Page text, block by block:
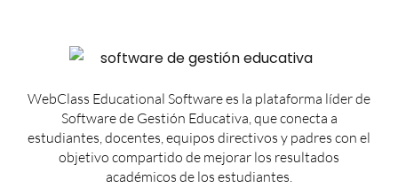
WebClass Educational Software es la plataforma líder de
Software de Gestión Educativa, que conecta a
estudiantes, docentes, equipos directivos y padres con el
objetivo compartido de mejorar los resultados
académicos de los estudiantes.